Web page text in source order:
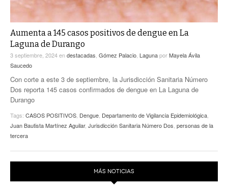
A MEDIA MAÑANA
A TODA LEY
ENTRE LAGUNEROS
LA MEJOR 97.1 ESTÉREO GALLITO
ACTUALIDADES GREM
PULSO
Aumenta a 145 casos positivos de dengue en La
Laguna de Durango
3 septiembre, 2024endestacadas Gómez Palacio LagunaporMayela Ávila
Saucedo
Con corte a este 3 de septiembre, la Jurisdicción Sanitaria Número
Dos reporta 145 casos confirmados de dengue en La Laguna de
Durango
Tags: CASOS POSITIVOS Dengue Departamento de Vigilancia Epidemiológica
Juan Bautista Martínez Aguilar, Jurisdicción Sanitaria Número Dos personas de la
tercera
MÁS NOTICIAS